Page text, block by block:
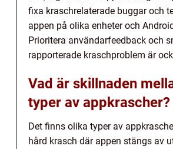
fixa kraschrelaterade buggar och
appen på olika enheter och
Prioritera användarfeedback och
rapporterade kraschproblem är
Vad är skillnaden
typer av appkrascher?
Det finns olika typer av
hård krasch där appen stängs av